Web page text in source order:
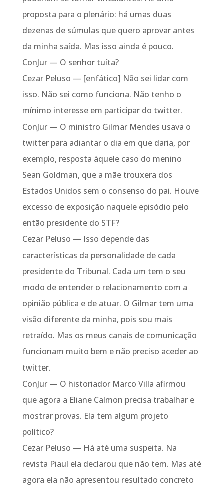
proposta para o plenário: há umas duas
dezenas de súmulas que quero aprovar antes
da minha saída. Mas isso ainda é pouco.
ConJur — O senhor tuíta?
Cezar Peluso — [enfático] Não sei lidar com
isso. Não sei como funciona. Não tenho o
mínimo interesse em participar do twitter.
ConJur — O ministro Gilmar Mendes usava o
twitter para adiantar o dia em que daria, por
exemplo, resposta àquele caso do menino
Sean Goldman, que a mãe trouxera dos
Estados Unidos sem o consenso do pai. Houve
excesso de exposição naquele episódio pelo
então presidente do STF?
Cezar Peluso — Isso depende das
características da personalidade de cada
presidente do Tribunal. Cada um tem o seu
modo de entender o relacionamento com a
opinião pública e de atuar. O Gilmar tem uma
visão diferente da minha, pois sou mais
retraído. Mas os meus canais de comunicação
funcionam muito bem e não preciso aceder ao
twitter.
ConJur — O historiador Marco Villa afirmou
que agora a Eliane Calmon precisa trabalhar e
mostrar provas. Ela tem algum projeto
político?
Cezar Peluso — Há até uma suspeita. Na
revista Piauí ela declarou que não tem. Mas até
agora ela não apresentou resultado concreto